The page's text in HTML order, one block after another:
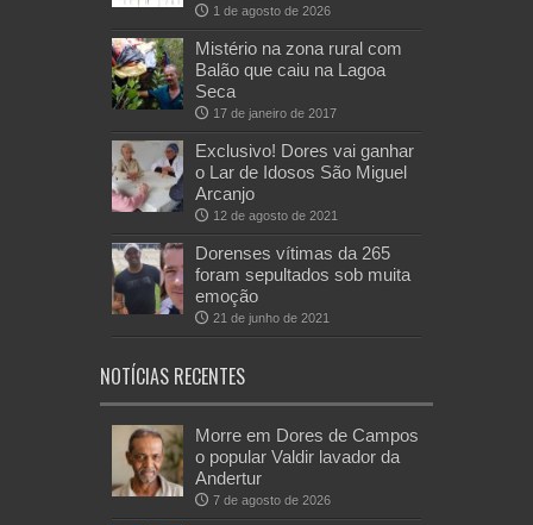
1 de agosto de 2026
Mistério na zona rural com
Balão que caiu na Lagoa
Seca
17 de janeiro de 2017
Exclusivo! Dores vai ganhar
o Lar de Idosos São Miguel
Arcanjo
12 de agosto de 2021
Dorenses vítimas da 265
foram sepultados sob muita
emoção
21 de junho de 2021
NOTÍCIAS RECENTES
Morre em Dores de Campos
o popular Valdir lavador da
Andertur
7 de agosto de 2026